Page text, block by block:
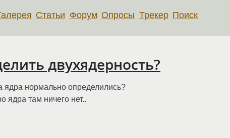
Статьи Форум Опросы Трекер Поиск
двухядерность?
ядра нормально определились?
ядра там ничего нет..